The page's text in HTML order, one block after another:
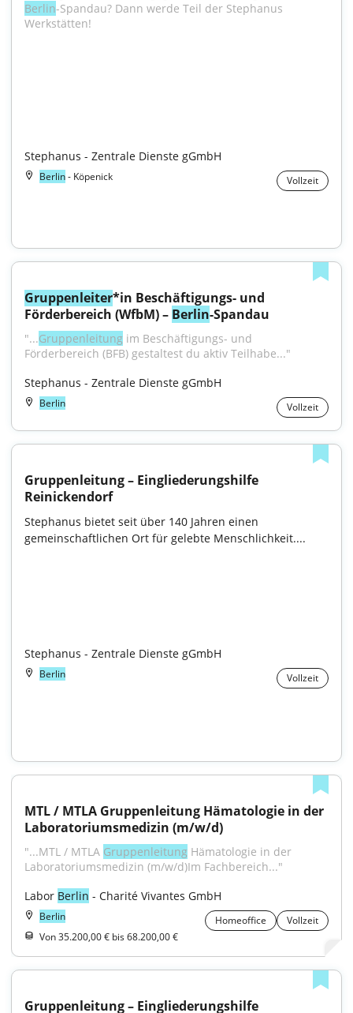
Berlin-Spandau? Dann werde Teil der Stephanus
Werkstätten!
Stephanus - Zentrale Dienste gGmbH
Berlin- Köpenick Vollzeit
Gruppenleiter*in Beschäftigungs- und
Förderbereich (WfbM) – Berlin-Spandau
"...Gruppenleitung im Beschäftigungs- und
Förderbereich (BFB) gestaltest du aktiv Teilhabe..."
Stephanus - Zentrale Dienste gGmbH
Berlin Vollzeit
Gruppenleitung – Eingliederungshilfe
Reinickendorf
Stephanus bietet seit über 140 Jahren einen
gemeinschaftlichen Ort für gelebte Menschlichkeit....
Stephanus - Zentrale Dienste gGmbH
Berlin Vollzeit
MTL / MTLA Gruppenleitung Hämatologie in der
Laboratoriumsmedizin (m/w/d)
"...MTL / MTLA Gruppenleitung Hämatologie in der
Laboratoriumsmedizin (m/w/d)Im Fachbereich..."
Labor Berlin - Charité Vivantes GmbH
Berlin Homeoffice
Vollzeit
Von 35.200,00 € bis 68.200,00 €
Gruppenleitung – Eingliederungshilfe